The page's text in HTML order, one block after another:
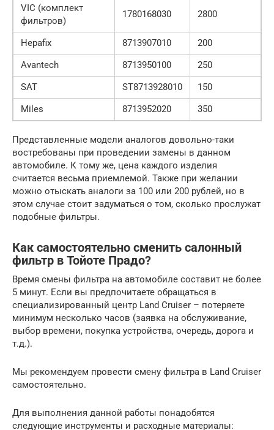
VIC (комплект
фильтров)
1780168030 2800
Hepafix 8713907010
200
Avantech
8713950100
250
SAT
ST8713928010
150
Miles
8713952020 350
Представленные модели аналогов довольно-таки
востребованы при проведении замены в данном
автомобиле. К тому же, цена каждого изделия
считается весьма приемлемой. Также при желании
можно отыскать аналоги за 100 или 200 рублей, но в
этом случае стоит задуматься о том, сколько прослужат
подобные фильтры.
Как самостоятельно сменить салонный
фильтр в Тойоте Прадо?
Время смены фильтра на автомобиле составит не более
5 минут. Если вы предпочитаете обращаться в
специализированный центр Land Cruiser – потеряете
минимум несколько часов (заявка на обслуживание,
выбор времени, покупка устройства, очередь, дорога и
т.д.).
Мы рекомендуем провести смену фильтра в Land Cruiser
самостоятельно.
Для выполнения данной работы понадобятся
следующие инструменты и расходные материалы: